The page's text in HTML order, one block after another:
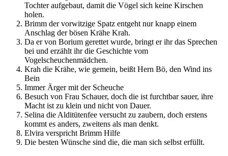
Tochter aufgebaut, damit die Vögel sich keine Kirschen
holen.
Brimm der vorwitzige Spatz entgeht nur knapp einem
Anschlag der bösen Krähe Krah.
Da er von Borium gerettet wurde, bringt er ihr das Sprechen
bei und erzählt ihr die Geschichte vom
Vogelscheuchenmädchen.
Krah die Krähe, wie gemein, beißt Hern Bö, den Wind ins
Bein
Immer Ärger mit der Scheuche
Besuch von Frau Schauer, doch die ist furchtbar sauer, ihre
Macht ist zu klein und nicht von Dauer.
Selina die Alditütenfee versucht zu zaubern, doch erstens
kommt es anders, zweitens als man denkt.
Elvira verspricht Brimm Hilfe
Die besten Wünsche sind die, die man sich selbst erfüllt.